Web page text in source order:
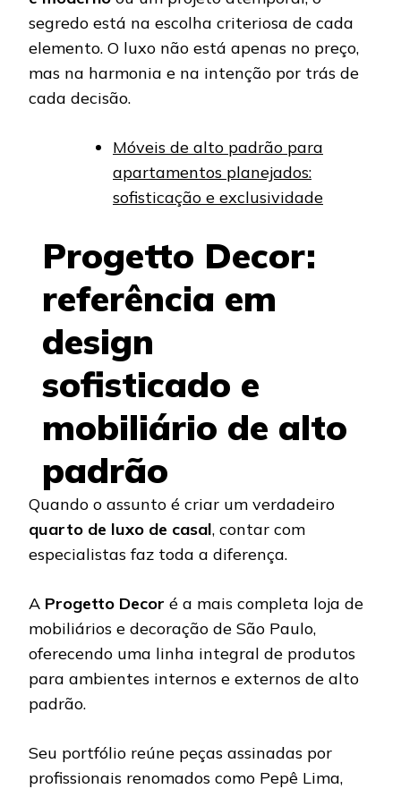
segredo está na escolha criteriosa de cada
elemento. O luxo não está apenas no preço,
mas na harmonia e na intenção por trás de
cada decisão.
Móveis de alto padrão para
apartamentos planejados:
sofisticação e exclusividade
Progetto Decor:
referência em
design
sofisticado e
mobiliário de alto
padrão
Quando o assunto é criar um verdadeiro
quarto de luxo de casal, contar com
especialistas faz toda a diferença.
A Progetto Decor é a mais completa loja de
mobiliários e decoração de São Paulo,
oferecendo uma linha integral de produtos
para ambientes internos e externos de alto
padrão.
Seu portfólio reúne peças assinadas por
profissionais renomados como Pepê Lima,